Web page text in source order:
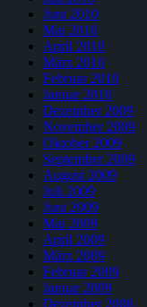
Juni 2010
Mai 2010
April 2010
März 2010
Februar 2010
Januar 2010
Dezember 2009
November 2009
Oktober 2009
September 2009
August 2009
Juli 2009
Juni 2009
Mai 2009
April 2009
März 2009
Februar 2009
Januar 2009